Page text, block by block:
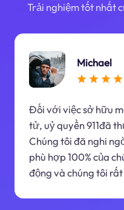
Trải nghiệm tốt nhất
Michael
Đối với việc sở hữu
tử, uỷ quyền 911đã
Chúng tôi đã nghi
phù hợp 100% của
động và chúng tôi